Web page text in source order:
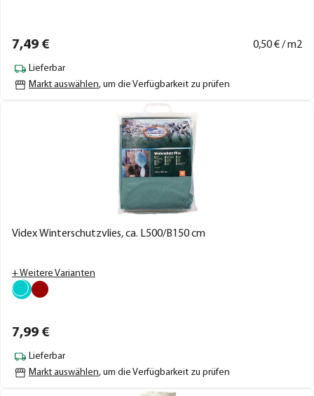
7,49 € 0,50€ / m2
Lieferbar
Markt auswählen, um die Verfügbarkeit zu prüfen
Videx Winterschutzvlies, ca. L500/B150 cm
+ Weitere Varianten
7,99 €
Lieferbar
Markt auswählen, um die Verfügbarkeit zu prüfen